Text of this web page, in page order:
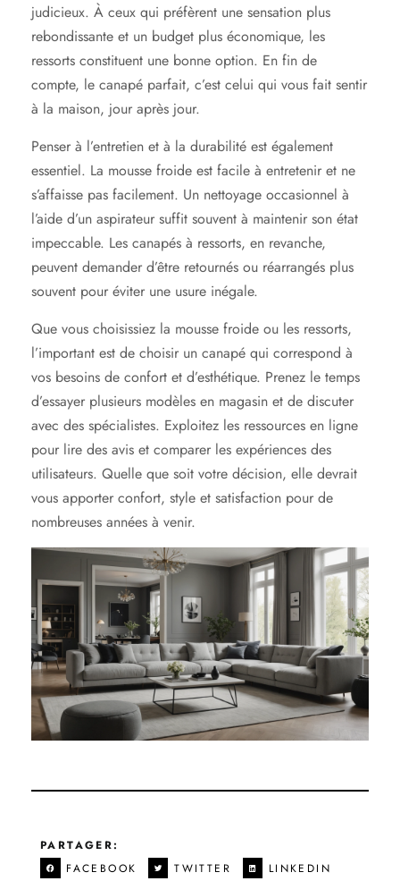
judicieux. À ceux qui préfèrent une sensation plus
rebondissante et un budget plus économique, les
ressorts constituent une bonne option. En fin de
compte, le canapé parfait, c’est celui qui vous fait sentir
à la maison, jour après jour.
Penser à l’entretien et à la durabilité est également
essentiel. La mousse froide est facile à entretenir et ne
s’affaisse pas facilement. Un nettoyage occasionnel à
l’aide d’un aspirateur suffit souvent à maintenir son état
impeccable. Les canapés à ressorts, en revanche,
peuvent demander d’être retournés ou réarrangés plus
souvent pour éviter une usure inégale.
Que vous choisissiez la mousse froide ou les ressorts,
l’important est de choisir un canapé qui correspond à
vos besoins de confort et d’esthétique. Prenez le temps
d’essayer plusieurs modèles en magasin et de discuter
avec des spécialistes. Exploitez les ressources en ligne
pour lire des avis et comparer les expériences des
utilisateurs. Quelle que soit votre décision, elle devrait
vous apporter confort, style et satisfaction pour de
nombreuses années à venir.
PARTAGER:
FACEBOOK
TWITTER LINKEDIN